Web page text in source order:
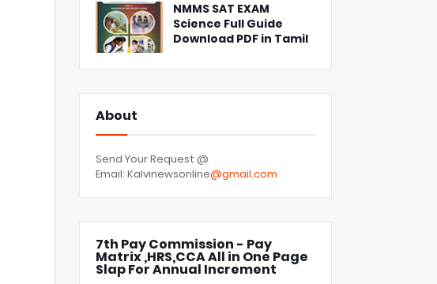
NMMS SAT EXAM
Science Full Guide
Download PDF in Tamil
About
Send Your Request @
Email: Kalvinewsonline@gmail.com
7th Pay Commission - Pay
Matrix ,HRS,CCA All in One Page
Slap For Annual Increment